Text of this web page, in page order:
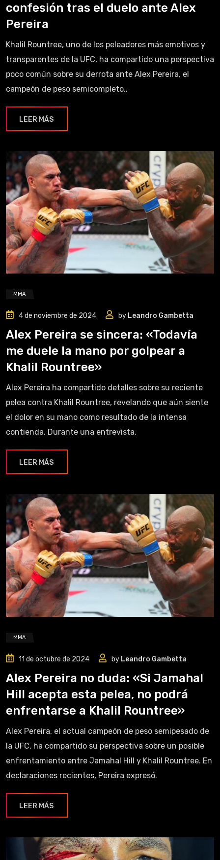
confesión tras el duelo ante Alex
Pereira
Khalil Rountree, uno de los peleadores más emotivos y
transparentes de la UFC, ha compartido una perspectiva
poco común sobre su derrota ante Alex Pereira, el
campeón de peso semicompleto..
LEER MÁS
MMA
4 de noviembre de 2024 by Leandro Gambetta
Alex Pereira se sincera: «Todavía
me duele la mano por golpear a
Khalil Rountree»
Alex Pereira ha compartido detalles sobre su reciente
pelea contra Khalil Rountree, revelando que aún siente
el dolor en su mano como resultado de la intensa
contienda. Durante una entrevista.
LEER MÁS
MMA
11 de octubre de 2024 by Leandro Gambetta
Alex Pereira no duda: «Si Jamahal
Hill acepta esta pelea, no podrá
enfrentarse a Khalil Rountree»
Alex Pereira, el actual campeón de peso semipesado de
la UFC, ha compartido su perspectiva sobre un posible
enfrentamiento entre Jamahal Hill y Khalil Rountree. En
declaraciones recientes, Pereira expresó.
LEER MÁS